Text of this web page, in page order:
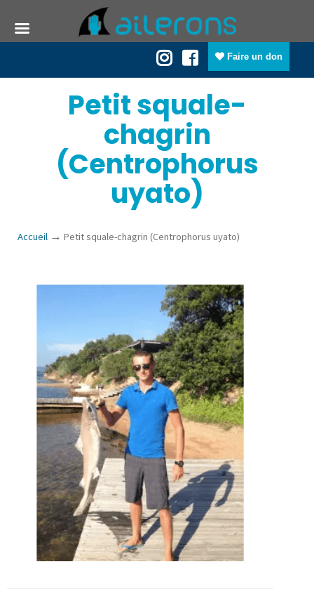
Faire un don
Petit squale-
chagrin
(Centrophorus
uyato)
Accueil → Petit squale-chagrin (Centrophorus uyato)